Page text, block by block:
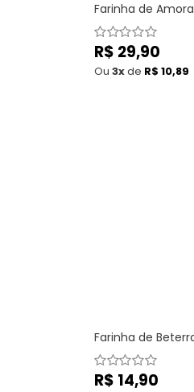
Farinha de Amora
Preço
normal
R$ 29,90
Ou 3xde R$ 10,89
Farinha de
Preço
R$ 14,90